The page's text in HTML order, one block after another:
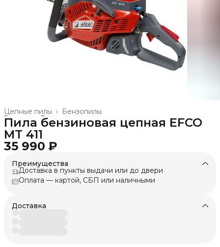
Бензопилы
Цепные пилы ›
Техника для леса, сада, парка
Главная ›
Пила бензиновая цепная EFCO
MT 411
35 990 ₽
Преимущества
Доставка в пункты выдачи или до двери
Оплата — картой, СБП или наличными
Доставка